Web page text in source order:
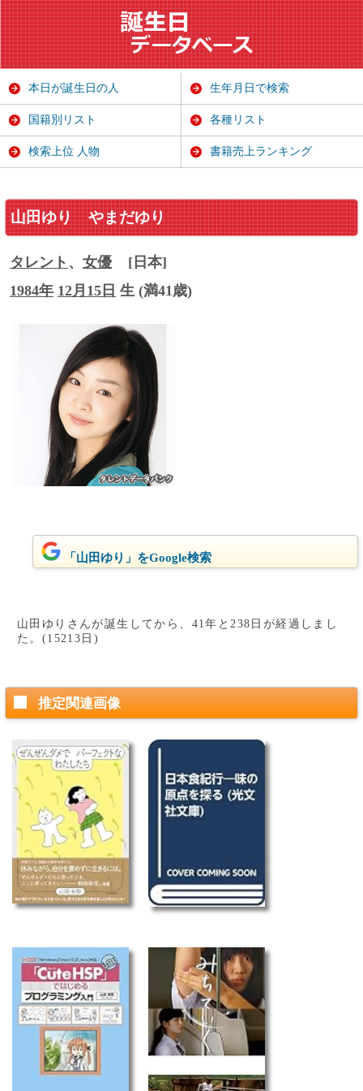
山田ゆり やまだゆり
タレント 、 女優
[日本]
1984年 12月15日 生 (満41歳)
「山田ゆり」をGoogle検索
山田ゆりさんが誕生してから、41年と238日が経過しまし
た。(15213日)
推定関連画像
本日が誕生日の人 生年月日で検索
国籍別リスト 各種リスト
検索上位 人物 書籍売上ランキング